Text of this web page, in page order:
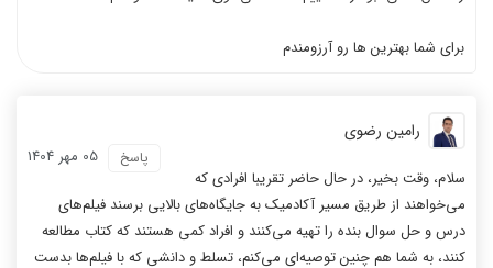
برای شما بهترین ها رو آرزومندم
رامین رضوی
05 مهر 1404 پاسخ
سلام، وقت بخیر، در حال حاضر تقریبا افرادی که
می‌خواهند از طریق مسیر آکادمیک به جایگاه‌های بالایی برسند فیلم‌های
درس و حل سوال بنده را تهیه می‌کنند و افراد کمی هستند که کتاب مطالعه
کنند، به شما هم چنین توصیه‌ای می‌کنم، تسلط و دانشی که با فیلم‌ها بدست